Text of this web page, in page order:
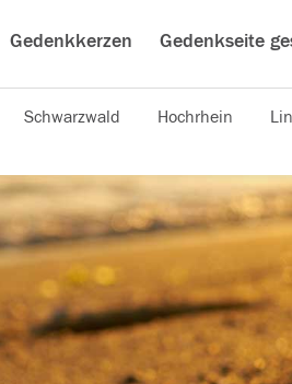
Gedenkkerzen Gedenkseite
Schwarzwald Hochrhein